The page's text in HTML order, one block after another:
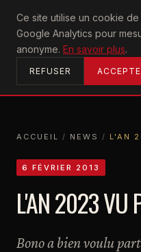
Ce site utilise un cookie
Google Analytics pour
anonyme. En savoir plus.
REFUSER
U2achtung
ACCUEIL
ACCUEIL / NEWS / L'AN
6 FÉVRIER 2013
L'AN 2023 VU
Bono a bien voulu